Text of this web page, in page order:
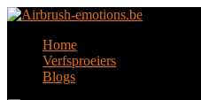
Home
Verfsproeiers
Blogs